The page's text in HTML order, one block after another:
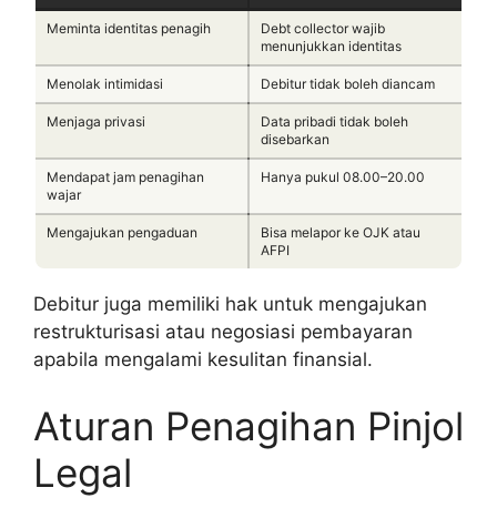
Meminta identitas penagih
Debt collector wajib
menunjukkan identitas
Menolak intimidasi Debitur tidak boleh diancam
Menjaga privasi
Data pribadi tidak boleh
disebarkan
Mendapat jam penagihan
wajar
Hanya pukul 08.00–20.00
Mengajukan pengaduan
Bisa melapor ke OJK atau
AFPI
Debitur juga memiliki hak untuk mengajukan
restrukturisasi atau negosiasi pembayaran
apabila mengalami kesulitan finansial.
Aturan Penagihan Pinjol
Legal